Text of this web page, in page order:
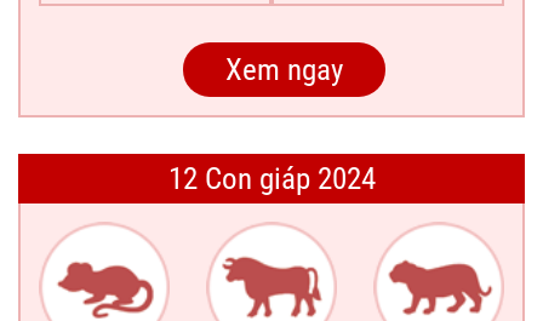
12 Con giáp 2024